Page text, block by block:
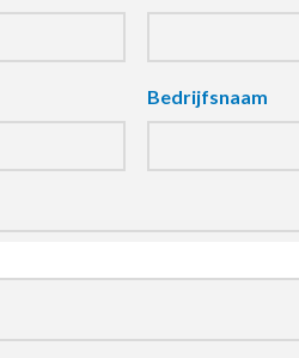
Bedrijfsnaam